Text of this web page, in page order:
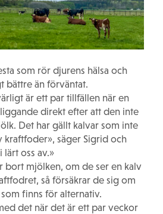
som rör djurens hälsa och
bättre än förväntat.
är ett par tillfällen när en
direkt efter att den inte
Det har gällt kalvar som inte
kraftfoder», säger Sigrid och
oss av.»
bort mjölken, om de ser en kalv
så försäkrar de sig om
finns för alternativ.
det när det är ett par veckor